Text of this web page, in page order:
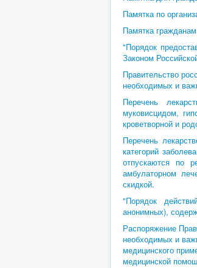
Памятка по
Памятка
"Порядок
Законом
Правительство
необходимых и
Перечень
муковисцидом,
кроветворной и
Перечень
категорий
отпускаются по
амбулаторном
скидкой.
"Порядок
анонимных),
Распоряжение
необходимых и
медицинского
медицинской